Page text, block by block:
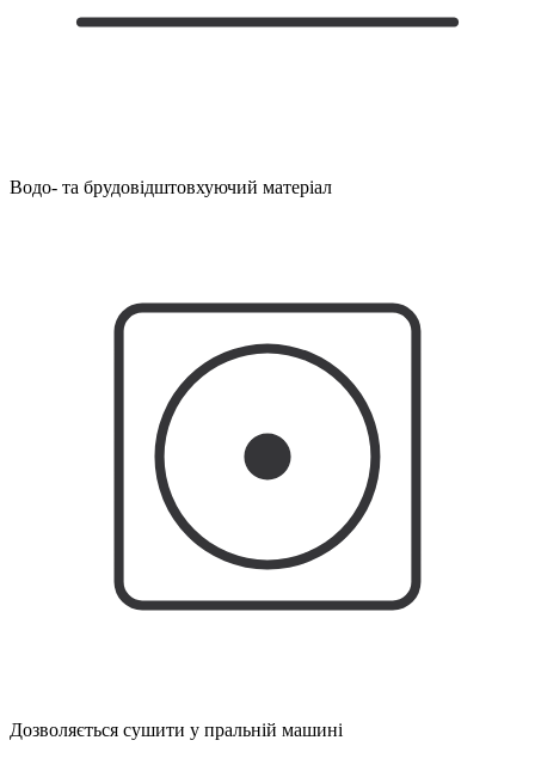
Водо- та брудовідштовхуючий матеріал
Дозволяється сушити у пральній машині